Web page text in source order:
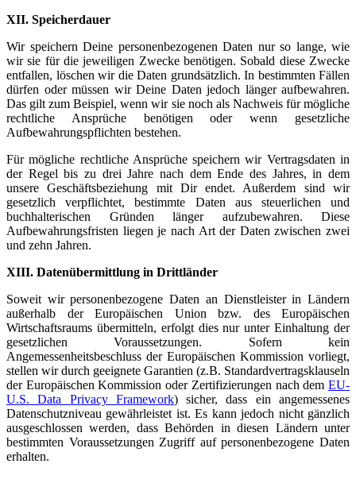
XII. Speicherdauer
Wir speichern Deine personenbezogenen Daten nur so lange, wie
wir sie für die jeweiligen Zwecke benötigen. Sobald diese Zwecke
entfallen, löschen wir die Daten grundsätzlich. In bestimmten Fällen
dürfen oder müssen wir Deine Daten jedoch länger aufbewahren.
Das gilt zum Beispiel, wenn wir sie noch als Nachweis für mögliche
rechtliche Ansprüche benötigen oder wenn gesetzliche
Aufbewahrungspflichten bestehen.
Für mögliche rechtliche Ansprüche speichern wir Vertragsdaten in
der Regel bis zu drei Jahre nach dem Ende des Jahres, in dem
unsere Geschäftsbeziehung mit Dir endet. Außerdem sind wir
gesetzlich verpflichtet, bestimmte Daten aus steuerlichen und
buchhalterischen Gründen länger aufzubewahren. Diese
Aufbewahrungsfristen liegen je nach Art der Daten zwischen zwei
und zehn Jahren.
XIII. Datenübermittlung in Drittländer
Soweit wir personenbezogene Daten an Dienstleister in Ländern
außerhalb der Europäischen Union bzw. des Europäischen
Wirtschaftsraums übermitteln, erfolgt dies nur unter Einhaltung der
gesetzlichen Voraussetzungen. Sofern kein
Angemessenheitsbeschluss der Europäischen Kommission vorliegt,
stellen wir durch geeignete Garantien (z.B. Standardvertragsklauseln
der Europäischen Kommission oder Zertifizierungen nach dem EU-
U.S. Data Privacy Framework) sicher, dass ein angemessenes
Datenschutzniveau gewährleistet ist. Es kann jedoch nicht gänzlich
ausgeschlossen werden, dass Behörden in diesen Ländern unter
bestimmten Voraussetzungen Zugriff auf personenbezogene Daten
erhalten.